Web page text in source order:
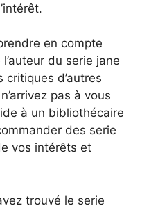
en compte
du serie jane
d’autres
pas à vous
à un bibliothécaire
des serie
vos intérêts et
trouvé le serie